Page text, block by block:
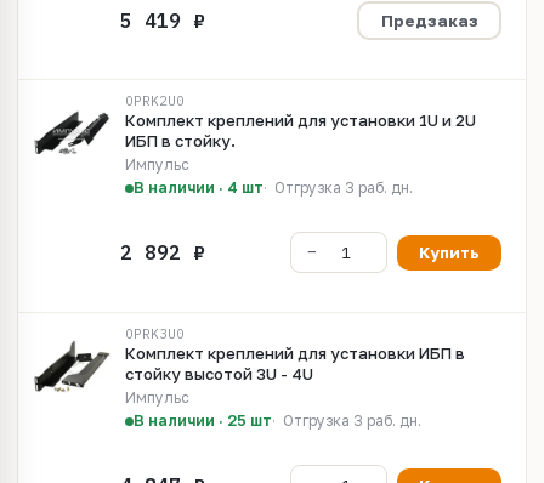
Предзаказ
OPRK2U0
Комплект креплений для установки 1U и 2U
ИБП в стойку.
Импульс
В наличии · 4 шт
Отгрузка 3 раб. дн.
Купить
OPRK3U0
Комплект креплений для установки ИБП в
стойку высотой 3U - 4U
Импульс
В наличии · 25 шт
Отгрузка 3 раб. дн.